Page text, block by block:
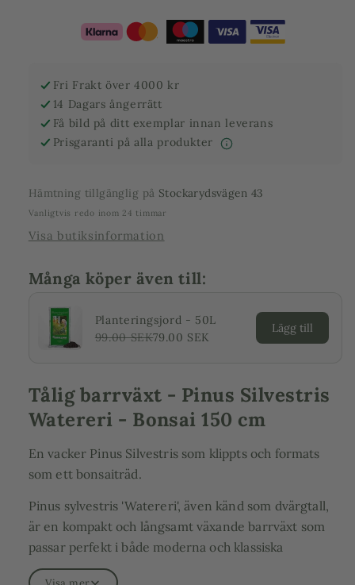
Bonsai
150
-
Bonsai
150
Fri Frakt över 4000 kr
14 Dagars ångerrätt
Få bild på ditt exemplar innan leverans
Prisgaranti på alla produkter
Hämtning tillgänglig på Stockarydsvägen 43
Vanligtvis redo inom 24 timmar
Visa butiksinformation
Många köper även till:
Planteringsjord - 50L
99.00 SEK79.00 SEK
Lägg till
Tålig barrväxt - Pinus Silvestris
Watereri - Bonsai 150 cm
En vacker Pinus Silvestris som klippts och formats
som ett bonsaiträd.
Pinus sylvestris 'Watereri', även känd som dvärgtall,
är en kompakt och långsamt växande barrväxt som
passar perfekt i både moderna och klassiska
trädgårdar. Med sin naturliga, skulpturala form och